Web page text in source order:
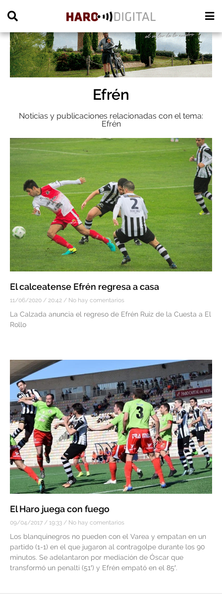
Efrén
Noticias y publicaciones relacionadas con el tema:
Efrén
El calceatense Efrén regresa a casa
11/06/2020 20:42 No hay comentarios
La Calzada anuncia el regreso de Efrén Ruiz de la Cuesta a El
Rollo
El Haro juega con fuego
09/04/2017 19:33 No hay comentarios
Los blanquinegros no pueden con el Varea y empatan en un
partido (1-1) en el que jugaron al contragolpe durante los 90
minutos. Se adelantaron por mediación de Óscar que
transformó un penalti (51′) y Efrén empató en el 85′.